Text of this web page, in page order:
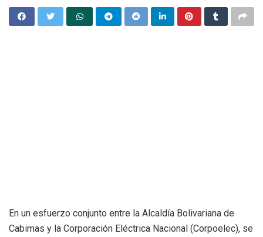
En un esfuerzo conjunto entre la Alcaldía Bolivariana de
Cabimas y la Corporación Eléctrica Nacional (Corpoelec), se